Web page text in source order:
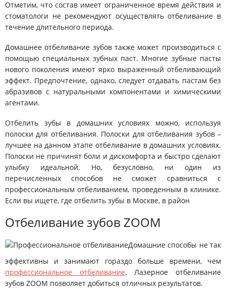
Отметим, что состав имеет ограниченное время действия и
стоматологи не рекомендуют осуществлять отбеливание в
течение длительного периода.
Домашнее отбеливание зубов также может производиться с
помощью специальных зубных паст. Многие зубные пасты
нового поколения имеют ярко выраженный отбеливающий
эффект. Предпочтение, однако, следует отдавать пастам без
абразивов с натуральными компонентами и химическими
агентами.
Отбелить зубы в домашних условиях можно, используя
полоски для отбеливания. Полоски для отбеливания зубов –
лучшее на данном этапе отбеливание в домашних условиях.
Полоски не причинят боли и дискомфорта и быстро сделают
улыбку идеальной. Но, безусловно, ни один из
перечисленных способов не сможет сравниться с
профессиональным отбеливанием, проведенным в клинике.
Если вы ищете, где отбелить зубы в Москве, в район
Отбеливание зубов ZOOM
Домашние способы не так
эффективны и занимают гораздо больше времени, чем
профессиональное отбеливание. Лазерное отбеливание
зубов ZOOM позволяет добиться отличных результатов.